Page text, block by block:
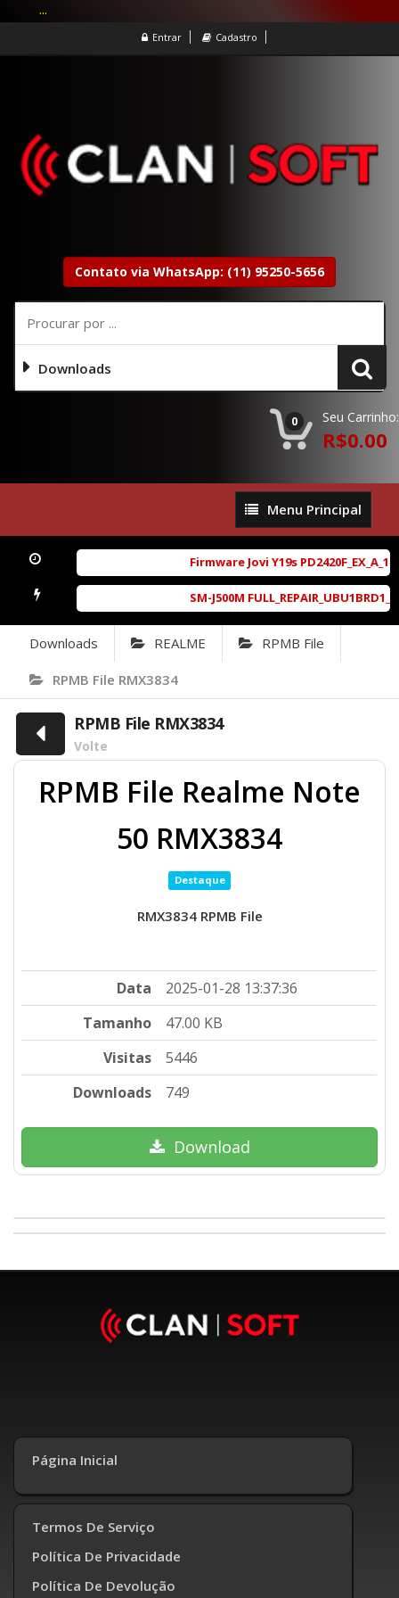
Entrar Cadastro
Contato via WhatsApp: (11) 95250-5656
Downloads
0 Seu Carrinho:
R$0.00
Menu
Principal
Menu Principal
Firmware Jovi Y19s
SM-J500M
Downloads REALME RPMB File
RPMB File RMX3834
RPMB File RMX3834
Volte
RPMB File Realme Note
50 RMX3834
Destaque
RMX3834 RPMB File
Data
2025-01-28 13:37:36
Tamanho
47.00 KB
Visitas
5446
Downloads
749
Download
Página Inicial
Termos De Serviço
Política De Privacidade
Política De Devolução